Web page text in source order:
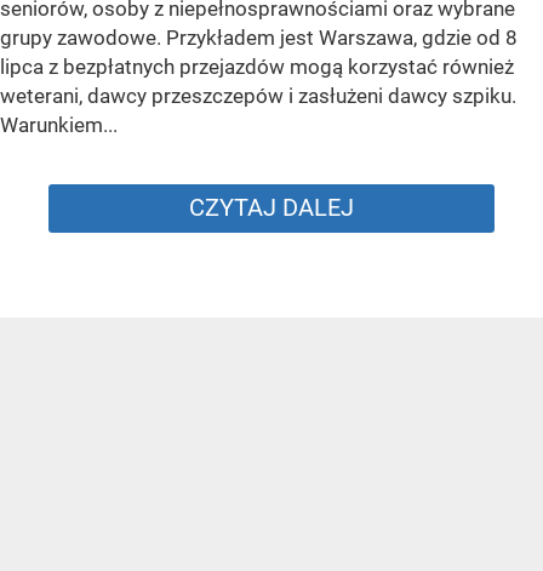
seniorów, osoby z niepełnosprawnościami oraz wybrane
grupy zawodowe. Przykładem jest Warszawa, gdzie od 8
lipca z bezpłatnych przejazdów mogą korzystać również
weterani, dawcy przeszczepów i zasłużeni dawcy szpiku.
Warunkiem...
CZYTAJ DALEJ